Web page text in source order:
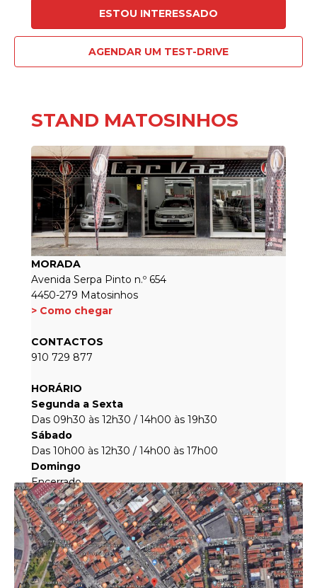
ESTOU INTERESSADO
AGENDAR UM TEST-DRIVE
STAND MATOSINHOS
MORADA
Avenida Serpa Pinto n.º 654
4450-279 Matosinhos
> Como chegar
CONTACTOS
910 729 877
HORÁRIO
Segunda a Sexta
Das 09h30 às 12h30 / 14h00 às 19h30
Sábado
Das 10h00 às 12h30 / 14h00 às 17h00
Domingo
Encerrado